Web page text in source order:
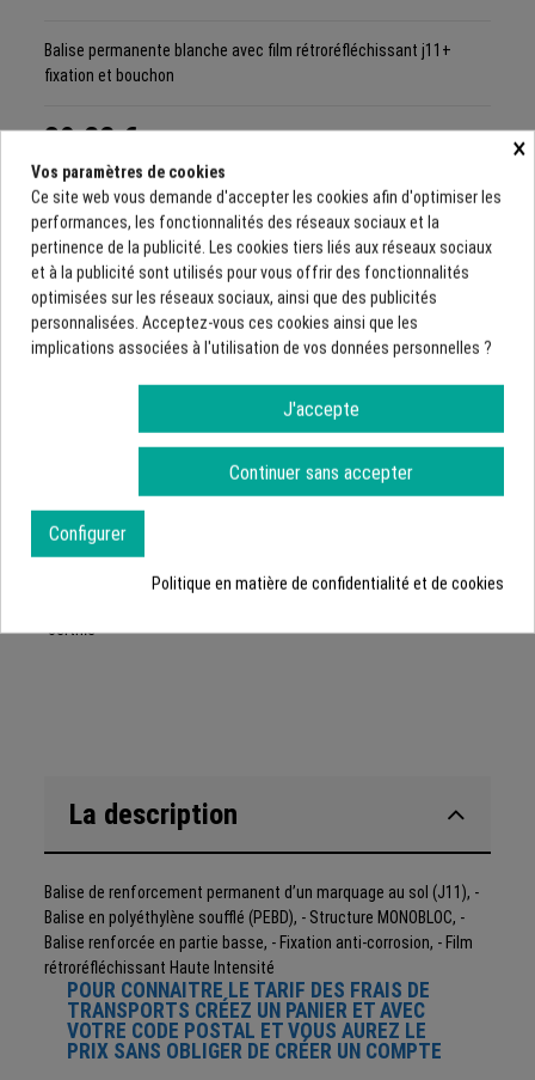
Balise permanente blanche avec film rétroréfléchissant j11+
fixation et bouchon
30,22 €
HT
36,26 € TTC
Livré par notre fournisseur
Ajouter ce produit à une demande de devis
Demande de devis
Calculez une estimation des frais de transports pour ce
Enregistrer
certifié
La description
Balise de renforcement permanent d’un marquage au sol (J11), -
Balise en polyéthylène soufflé (PEBD), - Structure MONOBLOC, -
Balise renforcée en partie basse, - Fixation anti-corrosion, - Film
rétroréfléchissant Haute Intensité
POUR CONNAITRE LE TARIF DES FRAIS DE
TRANSPORTS CRÉEZ UN PANIER ET AVEC
VOTRE CODE POSTAL ET VOUS AUREZ LE
PRIX SANS OBLIGER DE CRÉER UN COMPTE
×
Vos paramètres de cookies
Ce site web vous demande d'accepter les cookies afin d'optimiser les
performances, les fonctionnalités des réseaux sociaux et la
pertinence de la publicité. Les cookies tiers liés aux réseaux sociaux
et à la publicité sont utilisés pour vous offrir des fonctionnalités
optimisées sur les réseaux sociaux, ainsi que des publicités
personnalisées. Acceptez-vous ces cookies ainsi que les
implications associées à l'utilisation de vos données personnelles ?
J'accepte
Continuer sans accepter
Configurer
Politique en matière de confidentialité et de cookies